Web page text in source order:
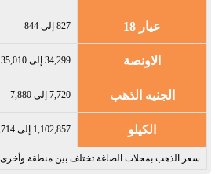
عيار 18 827 إلى 844
الاونصة 34,299 إلى 35,010
الجنيه الذهب 7,720 إلى 7,880
الكيلو 1,102,857 إلى 1,125,714
سعر الذهب بمحلات الصاغة تختلف بين منطقة وأخرى